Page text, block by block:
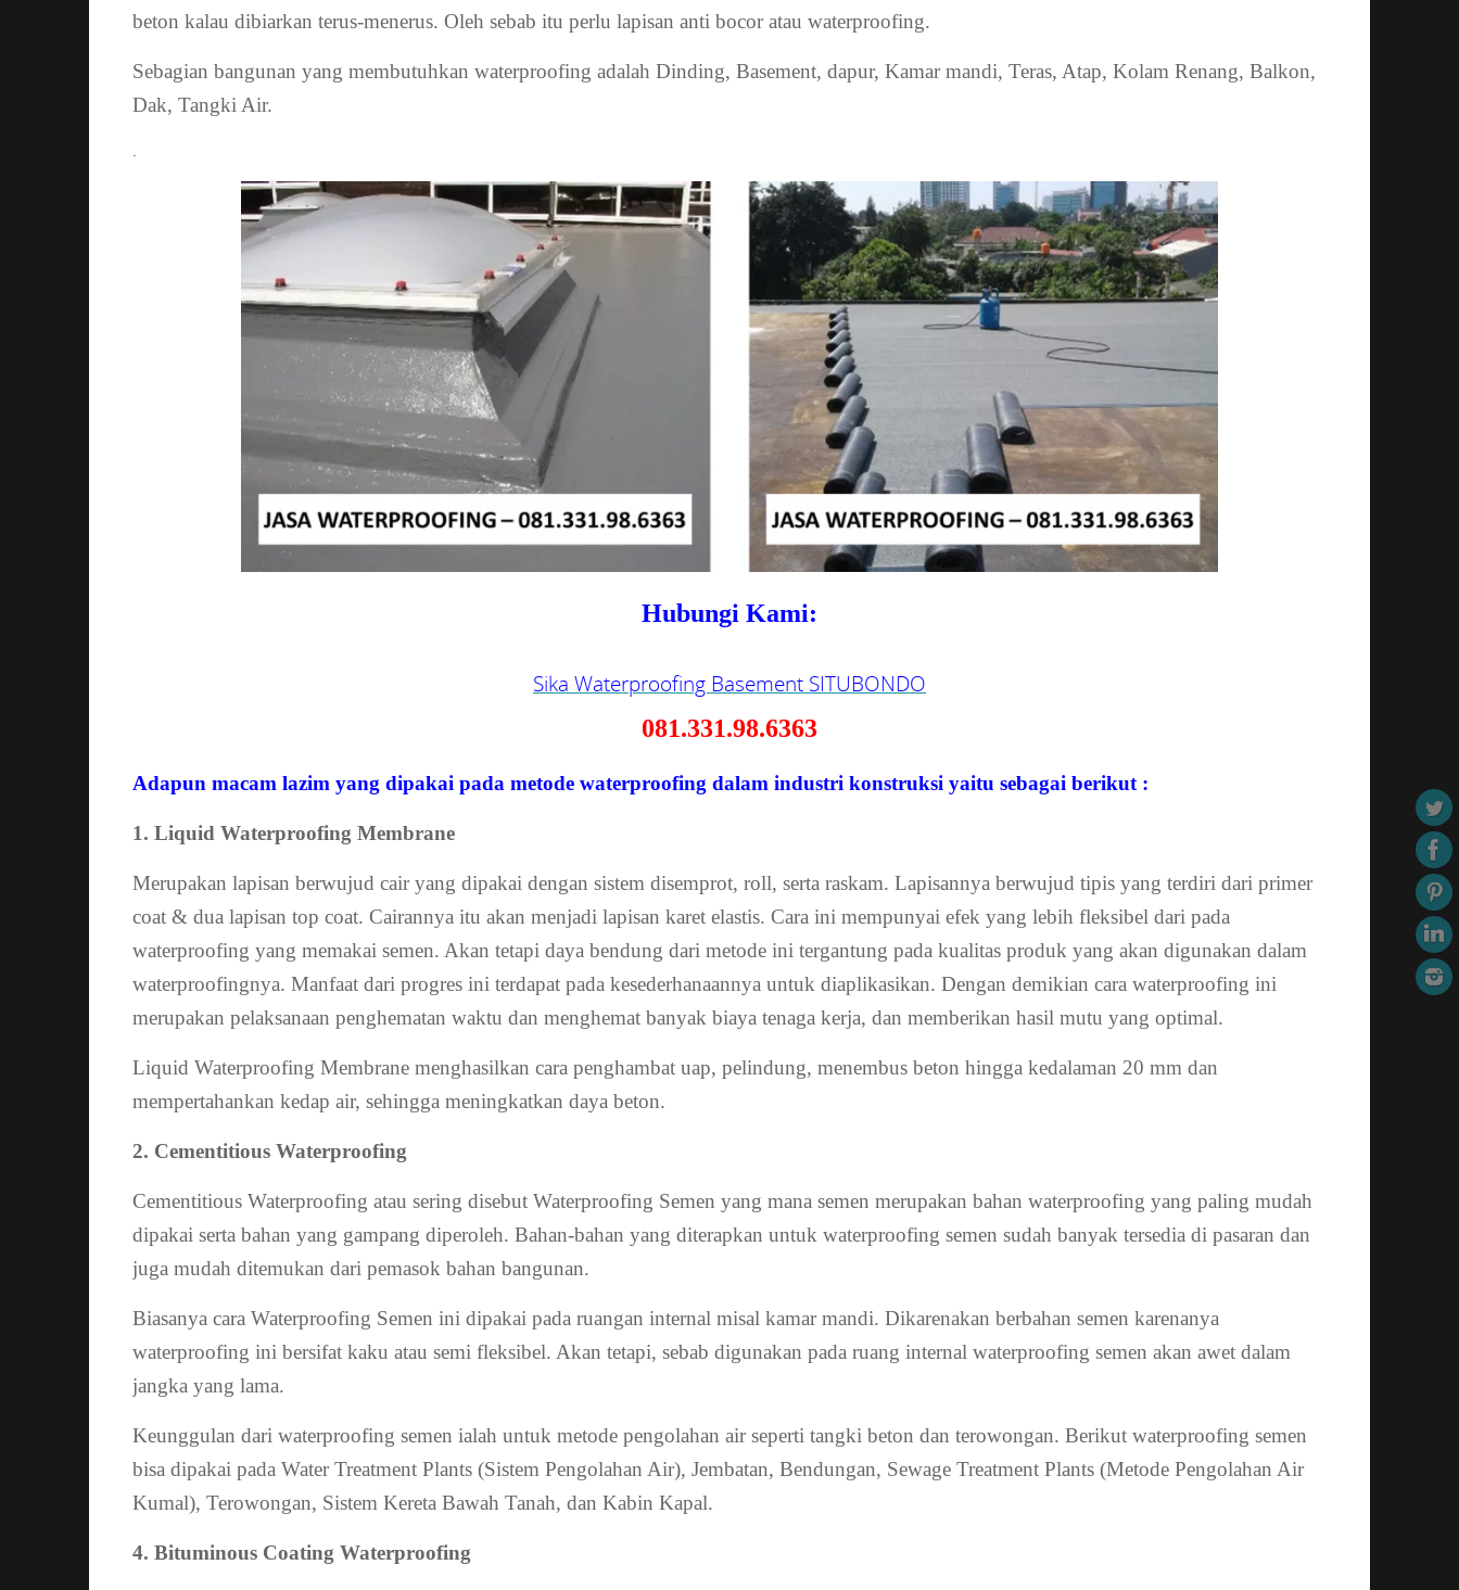
beton kalau dibiarkan terus-menerus. Oleh sebab itu perlu lapisan anti bocor atau waterproofing.
Sebagian bangunan yang membutuhkan waterproofing adalah Dinding, Basement, dapur, Kamar mandi, Teras, Atap, Kolam Renang, Balkon,
Dak, Tangki Air.
.
Hubungi Kami:
Sika Waterproofing Basement SITUBONDO
081.331.98.6363
Adapun macam lazim yang dipakai pada metode waterproofing dalam industri konstruksi yaitu sebagai berikut :
1. Liquid Waterproofing Membrane
Merupakan lapisan berwujud cair yang dipakai dengan sistem disemprot, roll, serta raskam. Lapisannya berwujud tipis yang terdiri dari primer
coat & dua lapisan top coat. Cairannya itu akan menjadi lapisan karet elastis. Cara ini mempunyai efek yang lebih fleksibel dari pada
waterproofing yang memakai semen. Akan tetapi daya bendung dari metode ini tergantung pada kualitas produk yang akan digunakan dalam
waterproofingnya. Manfaat dari progres ini terdapat pada kesederhanaannya untuk diaplikasikan. Dengan demikian cara waterproofing ini
merupakan pelaksanaan penghematan waktu dan menghemat banyak biaya tenaga kerja, dan memberikan hasil mutu yang optimal.
Liquid Waterproofing Membrane menghasilkan cara penghambat uap, pelindung, menembus beton hingga kedalaman 20 mm dan
mempertahankan kedap air, sehingga meningkatkan daya beton.
2. Cementitious Waterproofing
Cementitious Waterproofing atau sering disebut Waterproofing Semen yang mana semen merupakan bahan waterproofing yang paling mudah
dipakai serta bahan yang gampang diperoleh. Bahan-bahan yang diterapkan untuk waterproofing semen sudah banyak tersedia di pasaran dan
juga mudah ditemukan dari pemasok bahan bangunan.
Biasanya cara Waterproofing Semen ini dipakai pada ruangan internal misal kamar mandi. Dikarenakan berbahan semen karenanya
waterproofing ini bersifat kaku atau semi fleksibel. Akan tetapi, sebab digunakan pada ruang internal waterproofing semen akan awet dalam
jangka yang lama.
Keunggulan dari waterproofing semen ialah untuk metode pengolahan air seperti tangki beton dan terowongan. Berikut waterproofing semen
bisa dipakai pada Water Treatment Plants (Sistem Pengolahan Air), Jembatan, Bendungan, Sewage Treatment Plants (Metode Pengolahan Air
Kumal), Terowongan, Sistem Kereta Bawah Tanah, dan Kabin Kapal.
4. Bituminous Coating Waterproofing